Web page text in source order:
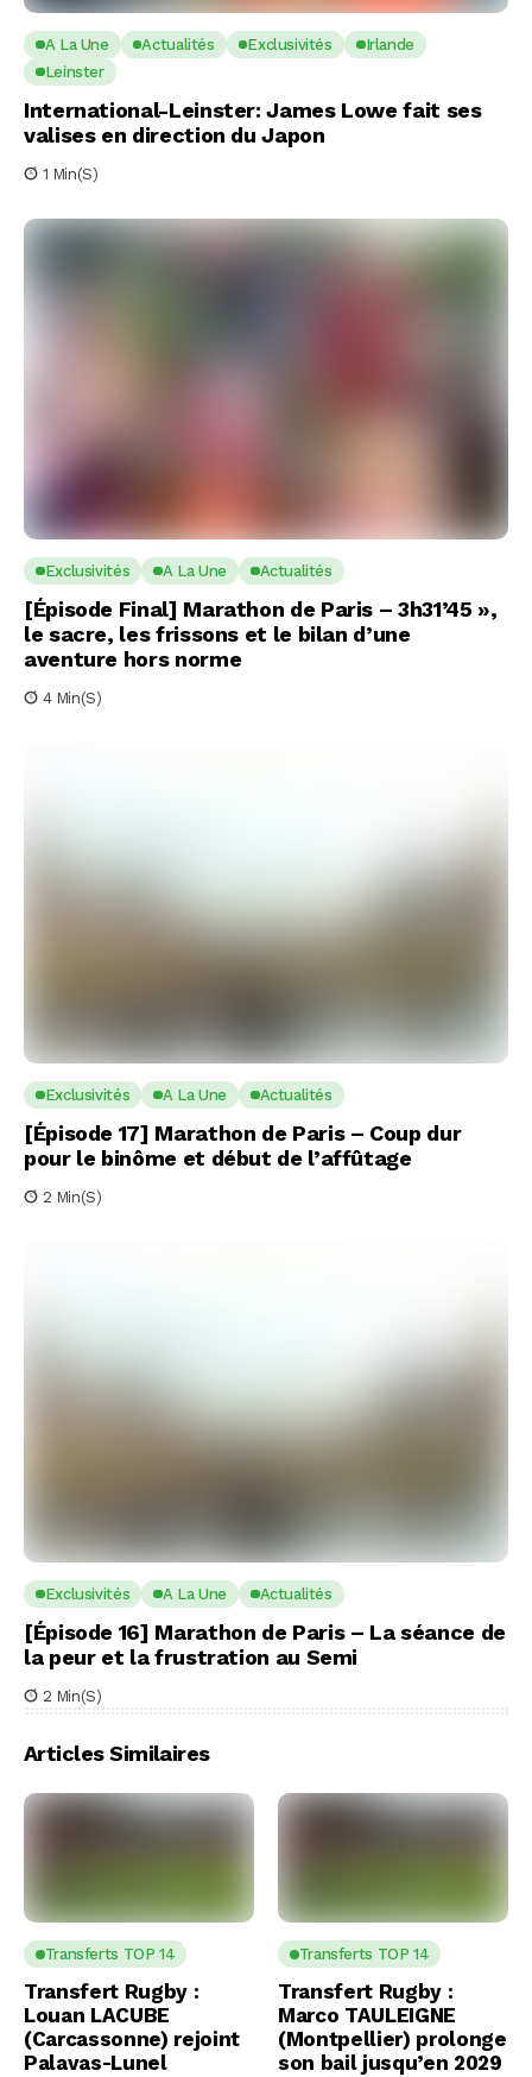
A La Une Actualités Exclusivités
Irlande
Leinster
International-Leinster: James Lowe fait ses
valises en direction du Japon
1 Min(s)
Exclusivités A La Une Actualités
[Épisode Final] Marathon de Paris – 3h31’45 »,
le sacre, les frissons et le bilan d’une
aventure hors norme
4 Min(s)
Exclusivités A La Une Actualités
[Épisode 17] Marathon de Paris – Coup dur
pour le binôme et début de l’affûtage
2 Min(s)
Exclusivités A La Une Actualités
[Épisode 16] Marathon de Paris – La séance de
la peur et la frustration au Semi
2 Min(s)
Articles Similaires
Transferts TOP 14
Transfert Rugby :
Louan LACUBE
(Carcassonne) rejoint
Palavas-Lunel
Transferts TOP 14
Transfert Rugby :
Marco TAULEIGNE
(Montpellier) prolonge
son bail jusqu’en 2029